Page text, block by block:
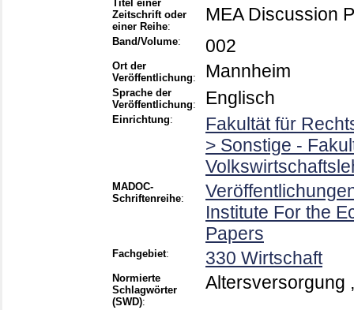
Titel einer
Zeitschrift oder
einer Reihe:
MEA Discussion
Band/Volume: 002
Ort der
Veröffentlichung: Mannheim
Sprache der
Veröffentlichung: Englisch
Einrichtung:
Fakultät für
> Sonstige -
MADOC-
Schriftenreihe:
Institute For the
Papers
Fachgebiet: 330 Wirtschaft
Normierte
Schlagwörter
(SWD):
Altersversorgung